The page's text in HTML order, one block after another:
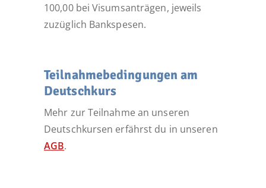
100,00 bei Visumsanträgen, jeweils
zuzüglich Bankspesen.
Teilnahmebedingungen am
Deutschkurs
Mehr zur Teilnahme an unseren
Deutschkursen erfährst du in unseren
AGB.